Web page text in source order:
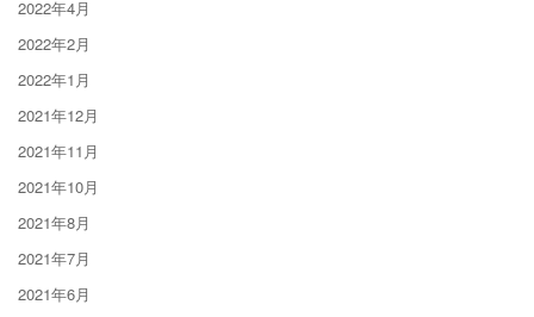
2022年4月
2022年2月
2022年1月
2021年12月
2021年11月
2021年10月
2021年8月
2021年7月
2021年6月